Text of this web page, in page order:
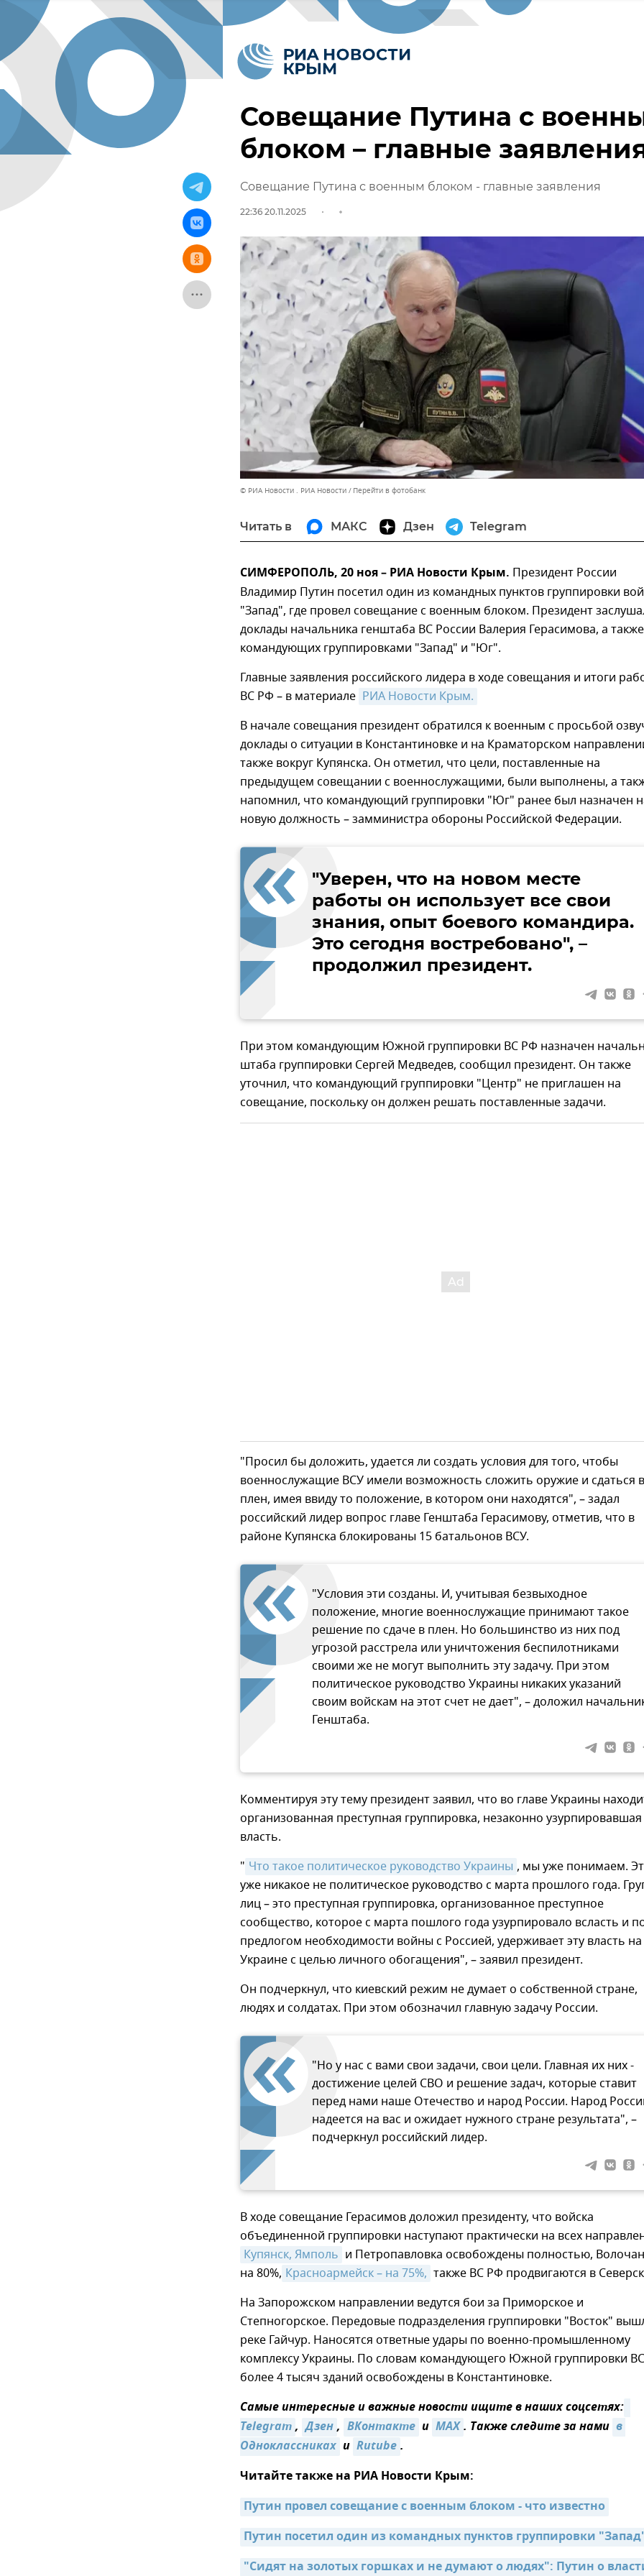
Совещание Путина с
блоком – главные
Совещание Путина с военным блоком - главные заявления
22:36 20.11.2025
© РИА Новости . РИА Новости Перейти в фотобанк
Читать в МАКС Дзен Telegram
СИМФЕРОПОЛЬ, 20 ноя – РИА Новости Крым. Президент России
Владимир Путин посетил один из командных пунктов группировки
"Запад", где провел совещание с военным блоком. Президент
доклады начальника генштаба ВС России Валерия Герасимова, а также
командующих группировками "Запад" и "Юг".
Главные заявления российского лидера в ходе совещания и итоги
ВС РФ – в материале РИА Новости Крым.
В начале совещания президент обратился к военным с просьбой
доклады о ситуации в Константиновке и на Краматорском
также вокруг Купянска. Он отметил, что цели, поставленные на
предыдущем совещании с военнослужащими, были выполнены, а
напомнил, что командующий группировки "Юг" ранее был назначен
новую должность – замминистра обороны Российской Федерации.
"Уверен, что на новом месте
работы он использует все свои
знания, опыт боевого командира.
Это сегодня востребовано", –
продолжил президент.
При этом командующим Южной группировки ВС РФ назначен
штаба группировки Сергей Медведев, сообщил президент. Он также
уточнил, что командующий группировки "Центр" не приглашен на
совещание, поскольку он должен решать поставленные задачи.
"Просил бы доложить, удается ли создать условия для того, чтобы
военнослужащие ВСУ имели возможность сложить оружие и сдаться в
плен, имея ввиду то положение, в котором они находятся", – задал
российский лидер вопрос главе Генштаба Герасимову, отметив, что в
районе Купянска блокированы 15 батальонов ВСУ.
"Условия эти созданы. И, учитывая безвыходное
положение, многие военнослужащие принимают такое
решение по сдаче в плен. Но большинство из них под
угрозой расстрела или уничтожения беспилотниками
своими же не могут выполнить эту задачу. При этом
политическое руководство Украины никаких указаний
своим войскам на этот счет не дает", – доложил
Генштаба.
Комментируя эту тему президент заявил, что во главе Украины
организованная преступная группировка, незаконно узурпировавшая
власть.
" Что такое политическое руководство Украины , мы уже понимаем.
уже никакое не политическое руководство с марта прошлого года.
лиц – это преступная группировка, организованное преступное
сообщество, которое с марта пошлого года узурпировало всласть и
предлогом необходимости войны с Россией, удерживает эту власть на
Украине с целью личного обогащения", – заявил президент.
Он подчеркнул, что киевский режим не думает о собственной стране,
людях и солдатах. При этом обозначил главную задачу России.
"Но у нас с вами свои задачи, свои цели. Главная их них -
достижение целей СВО и решение задач, которые ставит
перед нами наше Отечество и народ России. Народ
надеется на вас и ожидает нужного стране результата", –
подчеркнул российский лидер.
В ходе совещание Герасимов доложил президенту, что войска
объединенной группировки наступают практически на всех
Купянск, Ямполь и Петропавловка освобождены полностью,
на 80%, Красноармейск – на 75%, также ВС РФ продвигаются в
На Запорожском направлении ведутся бои за Приморское и
Степногорское. Передовые подразделения группировки "Восток"
реке Гайчур. Наносятся ответные удары по военно-промышленному
комплексу Украины. По словам командующего Южной группировки
более 4 тысяч зданий освобождены в Константиновке.
Самые интересные и важные новости ищите в наших соцсетях:
Telegram, Дзен, ВКонтакте и MAX. Также следите за нами в
Одноклассниках и Rutube.
Читайте также на РИА Новости Крым:
Путин провел совещание с военным блоком - что известно
Путин посетил один из командных пунктов группировки
"Сидят на золотых горшках и не думают о людях": Путин о